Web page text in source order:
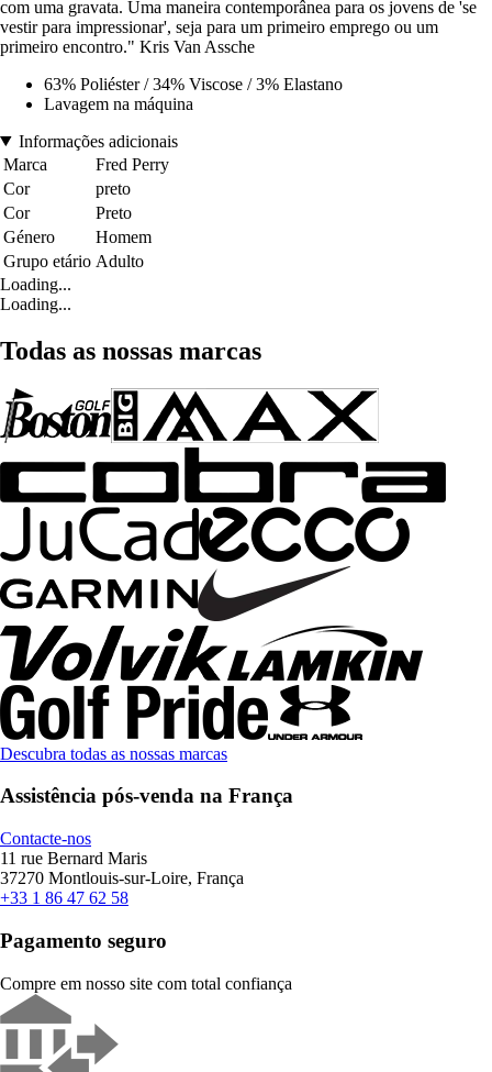
com uma gravata. Uma maneira contemporânea para os jovens de 'se
vestir para impressionar', seja para um primeiro emprego ou um
primeiro encontro." Kris Van Assche
63% Poliéster / 34% Viscose / 3% Elastano
Lavagem na máquina
Informações adicionais
Marca
Fred Perry
Cor
preto
Cor
Preto
Género
Homem
Grupo etário Adulto
Loading...
Loading...
Todas as nossas marcas
Descubra todas as nossas marcas
Assistência pós-venda na França
Contacte-nos
11 rue Bernard Maris
37270 Montlouis-sur-Loire, França
+33 1 86 47 62 58
Pagamento seguro
Compre em nosso site com total confiança